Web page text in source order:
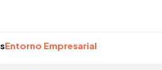
Entorno Empresarial